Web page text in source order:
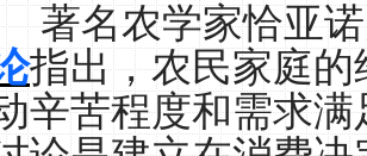
著名农学家恰亚
指出，农民家庭
辛苦程度和需求